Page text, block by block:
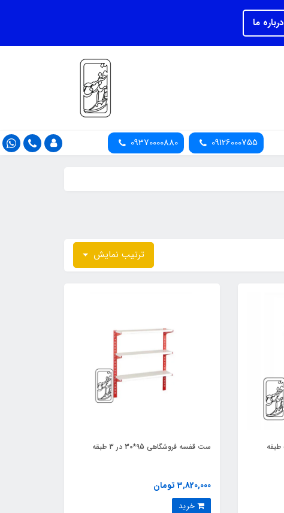
درباره ما
09126000755
09370000880
ترتیب نمایش
ست قفسه فروشگاهی 95*30 در 3 طبقه
3,820,000 تومان